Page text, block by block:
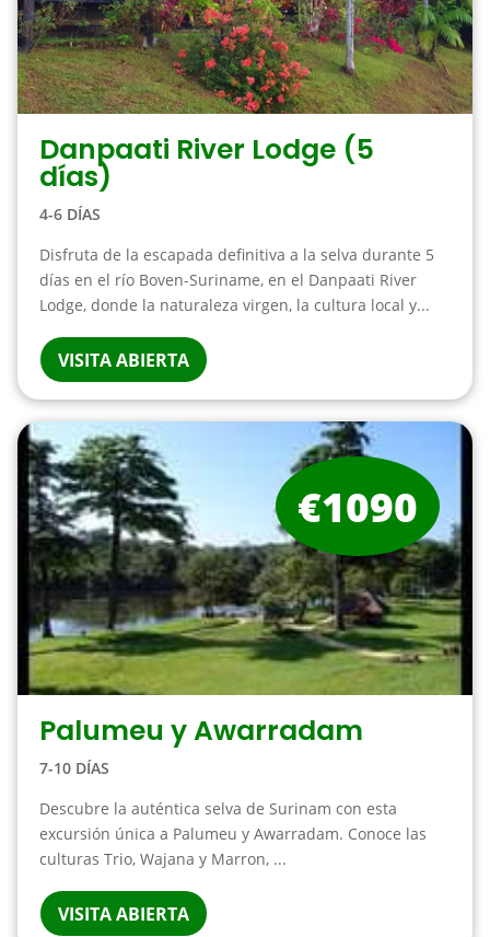
Danpaati River Lodge (5
días)
4-6 DÍAS
Disfruta de la escapada definitiva a la selva durante 5
días en el río Boven-Suriname, en el Danpaati River
Lodge, donde la naturaleza virgen, la cultura local y...
VISITA ABIERTA
Palumeu y Awarradam
7-10 DÍAS
Descubre la auténtica selva de Surinam con esta
excursión única a Palumeu y Awarradam. Conoce las
culturas Trio, Wajana y Marron, ...
VISITA ABIERTA
€1090